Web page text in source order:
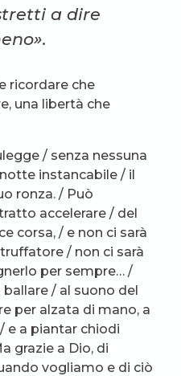
a dire
ricordare che
una libertà che
/ senza nessuna
instancabile / il
ronza. / Può
accelerare / del
corsa, / e non ci sarà
/ non ci sarà
per sempre… /
/ al suono del
per alzata di mano, a
e a piantar chiodi
grazie a Dio, di
vogliamo e di ciò